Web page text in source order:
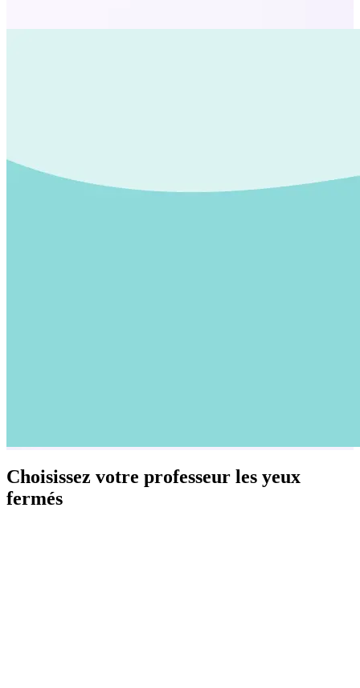
Choisissez votre professeur les yeux
fermés